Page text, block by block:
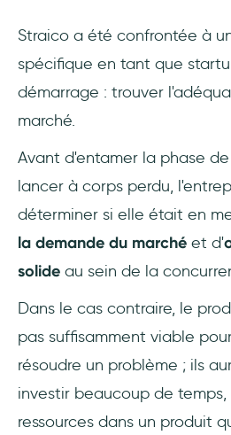
Straico a été confrontée à
spécifique en tant que
démarrage : trouver
marché.
Avant d'entamer la phase
lancer à corps perdu,
déterminer si elle était en
la demande du marché et d'
solide au sein de la
Dans le cas contraire, le
pas suffisamment viable
résoudre un problème ; ils
investir beaucoup de
ressources dans un produit